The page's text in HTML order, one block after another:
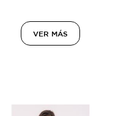
VER MÁS